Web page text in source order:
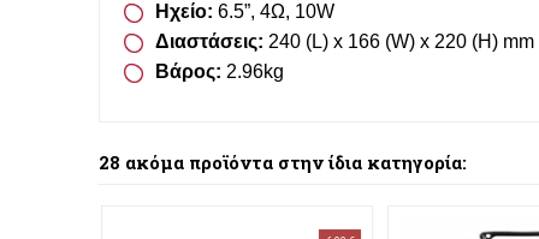
Ηχείο: 6.5”, 4Ω, 10W
Διαστάσεις: 240 (L) x 166 (W) x 220 (H) mm
Βάρος: 2.96kg
28 ακόμα προϊόντα στην ίδια κατηγορία: